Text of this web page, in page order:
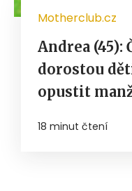
Motherclub.cz
Andrea (45):
dorostou
opustit
18 minut čtení